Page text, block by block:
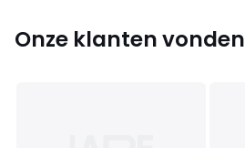
Onze klanten